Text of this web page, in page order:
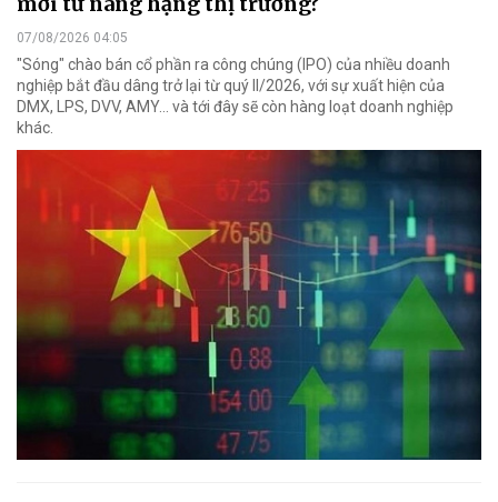
07/08/2026 04:05
"Sóng" chào bán cổ phần ra công chúng (IPO) của nhiều doanh
nghiệp bắt đầu dâng trở lại từ quý II/2026, với sự xuất hiện của
DMX, LPS, DVV, AMY... và tới đây sẽ còn hàng loạt doanh nghiệp
khác.